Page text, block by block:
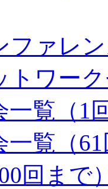
ファレ
トワー
一覧（1
一覧（
回まで